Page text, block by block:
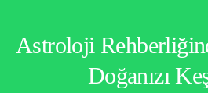
Astroloji
Doğanızı